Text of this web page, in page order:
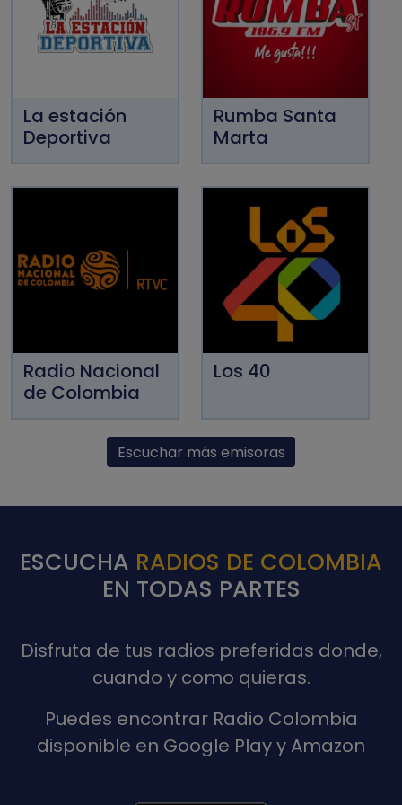
La estación
Deportiva
Rumba Santa
Marta
Radio Nacional
de Colombia
Los 40
Escuchar más emisoras
ESCUCHA RADIOS DE COLOMBIA
EN TODAS PARTES
Disfruta de tus radios preferidas donde,
cuando y como quieras.
Puedes encontrar Radio Colombia
disponible en Google Play y Amazon